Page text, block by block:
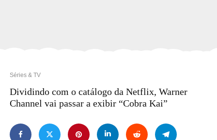
Séries & TV
Dividindo com o catálogo da Netflix, Warner
Channel vai passar a exibir “Cobra Kai”